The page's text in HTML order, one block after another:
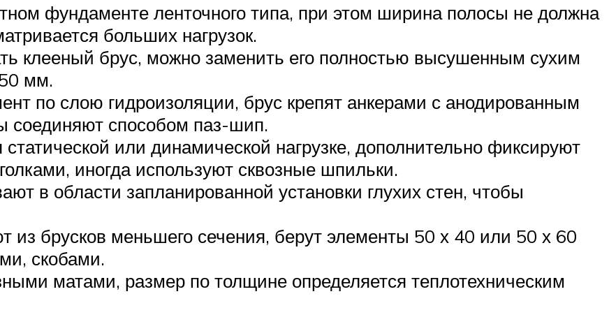
фундаменте ленточного типа, при этом ширина полосы не должна
больших нагрузок.
клееный брус, можно заменить его полностью высушенным сухим
мм.
по слою гидроизоляции, брус крепят анкерами с анодированным
соединяют способом паз-шип.
или динамической нагрузке, дополнительно фиксируют
иногда используют сквозные шпильки.
в области запланированной установки глухих стен, чтобы
из брусков меньшего сечения, берут элементы 50 х 40 или 50 х 60
скобами.
матами, размер по толщине определяется теплотехническим